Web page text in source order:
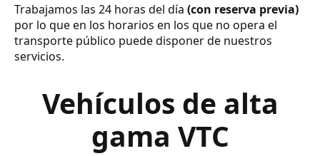
Trabajamos las 24 horas del día (con reserva previa)
por lo que en los horarios en los que no opera el
transporte público puede disponer de nuestros
servicios.
Vehículos de alta
gama VTC